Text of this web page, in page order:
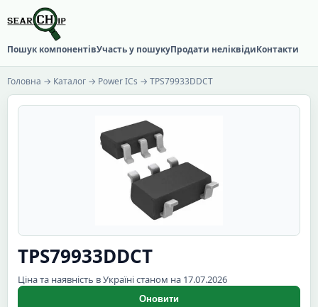
Пошук компонентівУчасть у пошукуПродати неліквідиКонтакти
Головна → Каталог → Power ICs → TPS79933DDCT
TPS79933DDCT
Ціна та наявність в Україні станом на 17.07.2026
Оновити